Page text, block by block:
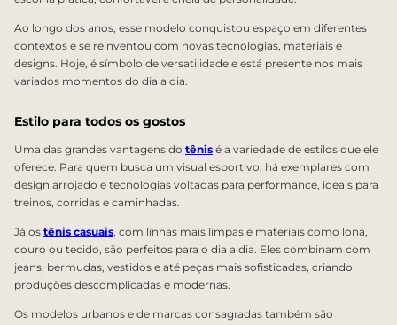
Ao longo dos anos, esse modelo conquistou espaço em diferentes
contextos e se reinventou com novas tecnologias, materiais e
designs. Hoje, é símbolo de versatilidade e está presente nos mais
variados momentos do dia a dia.
Estilo para todos os gostos
Uma das grandes vantagens do tênis é a variedade de estilos que ele
oferece. Para quem busca um visual esportivo, há exemplares com
design arrojado e tecnologias voltadas para performance, ideais para
treinos, corridas e caminhadas.
Já os tênis casuais , com linhas mais limpas e materiais como lona,
couro ou tecido, são perfeitos para o dia a dia. Eles combinam com
jeans, bermudas, vestidos e até peças mais sofisticadas, criando
produções descomplicadas e modernas.
Os modelos urbanos e de marcas consagradas também são